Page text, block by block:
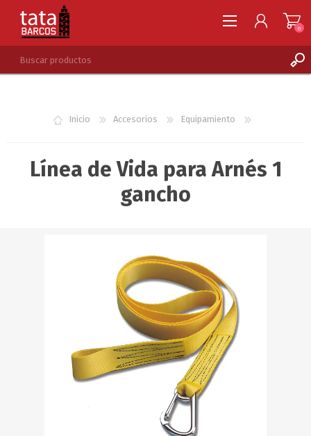
LISTA DE DESEOS
0
Inicio Accesorios Equipamiento
Línea de Vida para Arnés 1
gancho